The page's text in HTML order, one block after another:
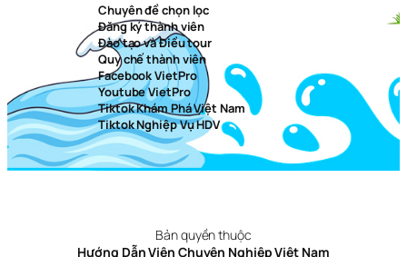
Chuyên đề chọn lọc
Đăng ký thành viên
Đào tạo và Điều tour
Quy chế thành viên
Facebook VietPro
Youtube VietPro
Tiktok Khám Phá Việt Nam
Tiktok Nghiệp Vụ HDV
Bản quyền thuộc
Hướng Dẫn Viên Chuyên Nghiệp Việt Nam